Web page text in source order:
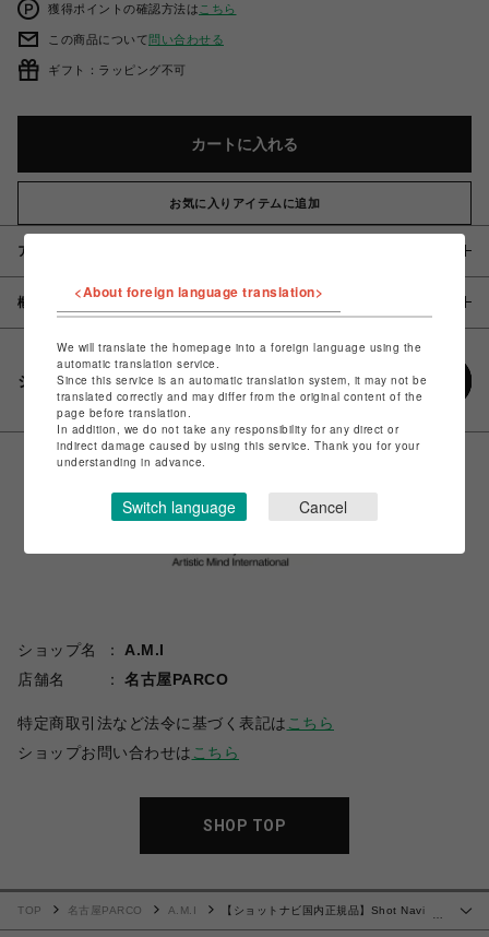
獲得ポイントの確認方法は こちら
この商品について問い合わせる
ギフト：ラッピング不可
カートに入れる
お気に入りアイテムに追加
アイテム説明 / 素材
概要
シェアする
ショップ名
A.M.I
店舗名
名古屋PARCO
特定商取引法など法令に基づく表記は こちら
ショップお問い合わせは こちら
SHOP TOP
…
TOP 名古屋PARCO A.M.I
【ショットナビ国内正規品】Shot Navi
<About foreign language translation>
We will translate the homepage into a foreign language using the
automatic translation service.
Since this service is an automatic translation system, it may not be
translated correctly and may differ from the original content of the
page before translation.
In addition, we do not take any responsibility for any direct or
indirect damage caused by using this service. Thank you for your
understanding in advance.
Switch language Cancel